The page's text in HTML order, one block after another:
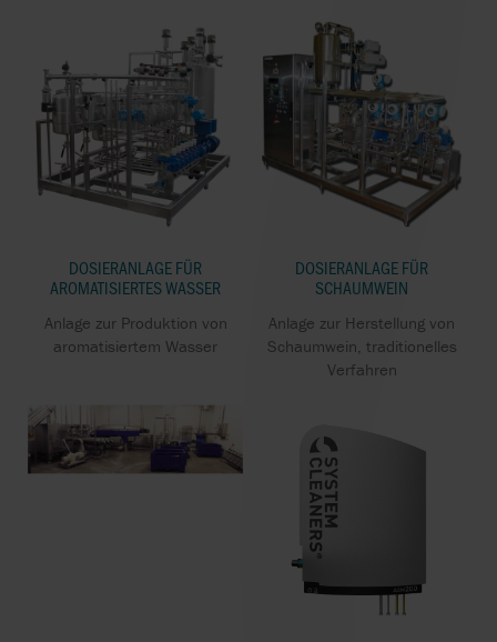
DOSIERANLAGE FÜR
AROMATISIERTES WASSER
Anlage zur Produktion von
aromatisiertem Wasser
DOSIERANLAGE FÜR
SCHAUMWEIN
Anlage zur Herstellung von
Schaumwein, traditionelles
Verfahren